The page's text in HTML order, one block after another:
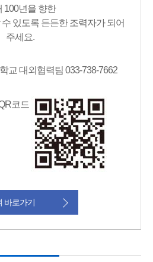
100년을 향한
있도록 든든한 조력자가 되어
주세요.
교 대외협력팀 033-738-7662
코드
바로가기